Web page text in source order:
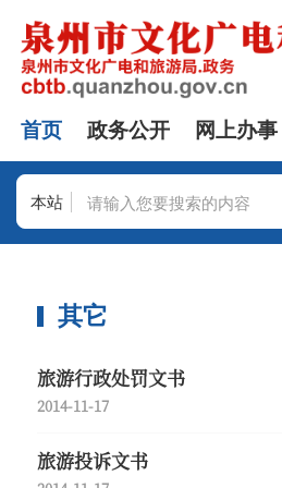
首页 政务公开 网上办事
本站
其它
旅游行政处罚文书
2014-11-17
旅游投诉文书